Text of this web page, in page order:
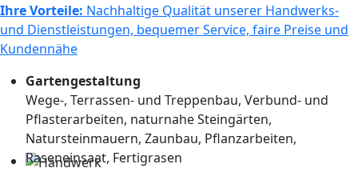
Ihre Vorteile: Nachhaltige Qualität unserer Handwerks-
und Dienstleistungen, bequemer Service, faire Preise und
Kundennähe
Gartengestaltung
Wege-, Terrassen- und Treppenbau, Verbund- und
Pflasterarbeiten, naturnahe Steingärten,
Natursteinmauern, Zaunbau, Pflanzarbeiten,
Raseneinsaat, Fertigrasen